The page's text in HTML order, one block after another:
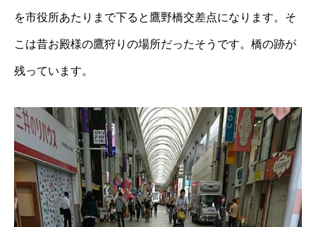
を市役所あたりまで下ると鷹野橋交差点になります。そ
こは昔お殿様の鷹狩りの場所だったそうです。橋の跡が
残っています。